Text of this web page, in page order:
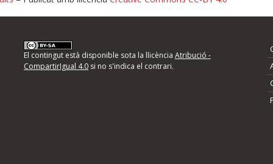
d'errors
següents i descriviu quina és la millora que
El contingut està disponible sota la llicència Atribució -
CompartirIgual 4.0si no s'indica el contrari.